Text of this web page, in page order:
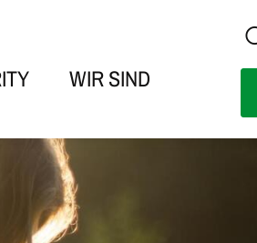
WIR SIND